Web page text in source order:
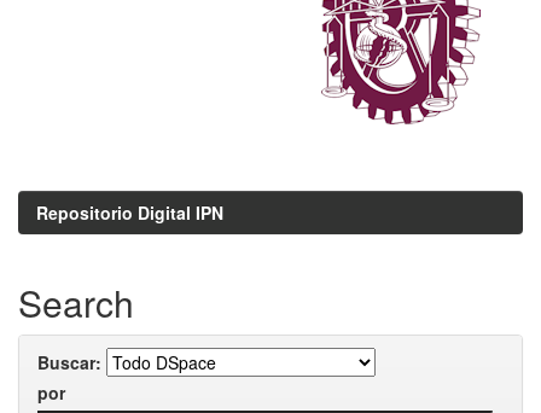
Repositorio Digital IPN
Search
Buscar:
por